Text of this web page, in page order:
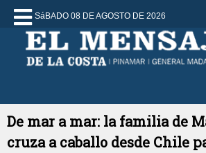
SáBADO 08 DE AGOSTO DE 2026
De mar a mar: la familia de
cruza a caballo desde Chile